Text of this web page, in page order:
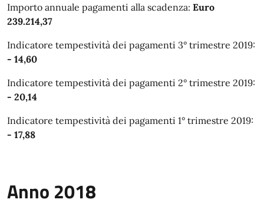
Importo annuale pagamenti alla scadenza: Euro
239.214,37
Indicatore tempestività dei pagamenti 3° trimestre 2019:
- 14,60
Indicatore tempestività dei pagamenti 2° trimestre 2019:
- 20,14
Indicatore tempestività dei pagamenti 1° trimestre 2019:
- 17,88
Anno 2018